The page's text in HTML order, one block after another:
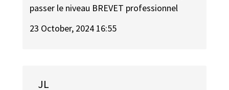
passer le niveau BREVET professionnel
23 October, 2024 16:55
JL